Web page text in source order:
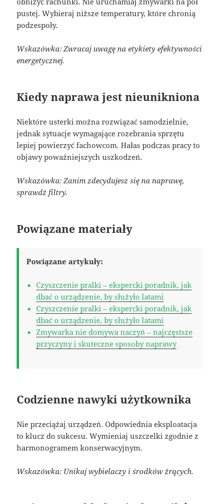
pustej. Wybieraj niższe temperatury, które chronią
podzespoły.
Wskazówka: Zwracaj uwagę na etykiety efektywności
energetycznej.
Kiedy naprawa jest nieunikniona
Niektóre usterki można rozwiązać samodzielnie,
jednak sytuacje wymagające rozebrania sprzętu
lepiej powierzyć fachowcom. Hałas podczas pracy to
objawy poważniejszych uszkodzeń.
Wskazówka: Zanim zdecydujesz się na naprawę,
sprawdź filtry.
Powiązane materiały
Powiązane artykuły:
Czyszczenie pralki – ekspercki poradnik, jak
dbać o urządzenie, by służyło latami
Czyszczenie pralki – ekspercki poradnik, jak
dbać o urządzenie, by służyło latami
Zmywarka nie domywa naczyń – najczęstsze
przyczyny i skuteczne sposoby naprawy
Codzienne nawyki użytkownika
Nie przeciążaj urządzeń. Odpowiednia eksploatacja
to klucz do sukcesu. Wymieniaj uszczelki zgodnie z
harmonogramem konserwacyjnym.
Wskazówka: Unikaj wybielaczy i środków żrących.